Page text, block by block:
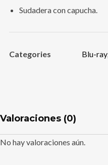
€ 45,00.
€ 38,00.
Sudadera con capucha.
Categories Blu-ray,
Valoraciones (0)
No hay valoraciones aún.